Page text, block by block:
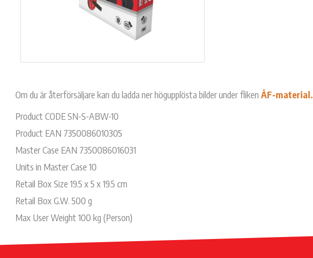
Om du är återförsäljare kan du ladda ner högupplösta bilder under fliken ÅF-material.
Product CODE SN-S-ABW-10
Product EAN 7350086010305
Master Case EAN 7350086016031
Units in Master Case 10
Retail Box Size 19.5 x 5 x 19.5 cm
Retail Box G.W. 500 g
Max User Weight 100 kg (Person)